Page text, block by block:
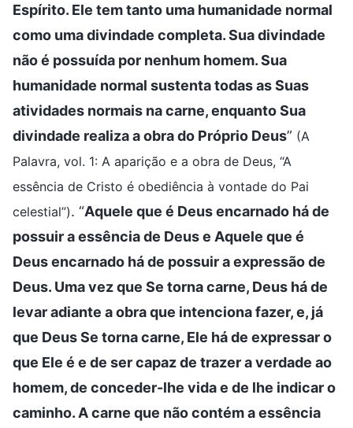
Espírito. Ele tem tanto uma humanidade normal
como uma divindade completa. Sua divindade
não é possuída por nenhum homem. Sua
humanidade normal sustenta todas as Suas
atividades normais na carne, enquanto Sua
divindade realiza a obra do Próprio Deus” (A
Palavra, vol. 1: A aparição e a obra de Deus, “A
essência de Cristo é obediência à vontade do Pai
celestial”). “Aquele que é Deus encarnado há de
possuir a essência de Deus e Aquele que é
Deus encarnado há de possuir a expressão de
Deus. Uma vez que Se torna carne, Deus há de
levar adiante a obra que intenciona fazer, e, já
que Deus Se torna carne, Ele há de expressar o
que Ele é e de ser capaz de trazer a verdade ao
homem, de conceder-lhe vida e de lhe indicar o
caminho. A carne que não contém a essência